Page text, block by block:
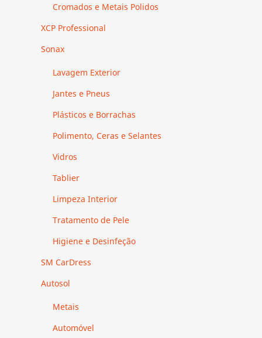
Cromados e Metais Polidos
XCP Professional
Sonax
Lavagem Exterior
Jantes e Pneus
Plásticos e Borrachas
Polimento, Ceras e Selantes
Vidros
Tablier
Limpeza Interior
Tratamento de Pele
Higiene e Desinfeção
SM CarDress
Autosol
Metais
Automóvel